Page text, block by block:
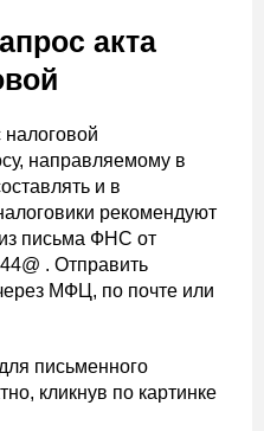
акта
налоговой
направляемому в
и в
рекомендуют
письма ФНС от
. Отправить
МФЦ, по почте или
письменного
кликнув по картинке